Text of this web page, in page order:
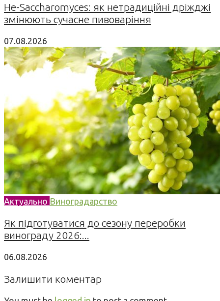
Не-Saccharomyces: як нетрадиційні дріжджі
змінюють сучасне пивоваріння
07.08.2026
Актуально Виноградарство
Як підготуватися до сезону переробки
винограду 2026:...
06.08.2026
Залишити коментар